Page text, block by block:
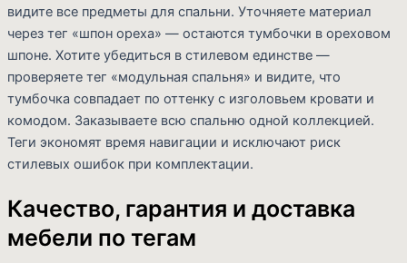
видите все предметы для спальни. Уточняете материал
через тег «шпон ореха» — остаются тумбочки в ореховом
шпоне. Хотите убедиться в стилевом единстве —
проверяете тег «модульная спальня» и видите, что
тумбочка совпадает по оттенку с изголовьем кровати и
комодом. Заказываете всю спальню одной коллекцией.
Теги экономят время навигации и исключают риск
стилевых ошибок при комплектации.
Качество, гарантия и доставка
мебели по тегам